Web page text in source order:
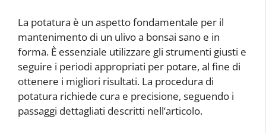
La potatura è un aspetto fondamentale per il
mantenimento di un ulivo a bonsai sano e in
forma. È essenziale utilizzare gli strumenti giusti e
seguire i periodi appropriati per potare, al fine di
ottenere i migliori risultati. La procedura di
potatura richiede cura e precisione, seguendo i
passaggi dettagliati descritti nell’articolo.